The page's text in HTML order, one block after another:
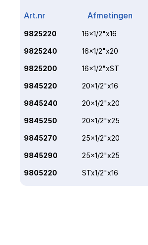
Art.nr Afmetingen
9825220 16x1/2"x16
9825240 16x1/2"x20
9825200 16x1/2"xST
9845220 20x1/2"x16
9845240 20x1/2"x20
9845250 20x1/2"x25
9845270 25x1/2"x20
9845290 25x1/2"x25
9805220 STx1/2"x16